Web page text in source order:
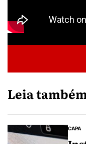
Leia
CAPA